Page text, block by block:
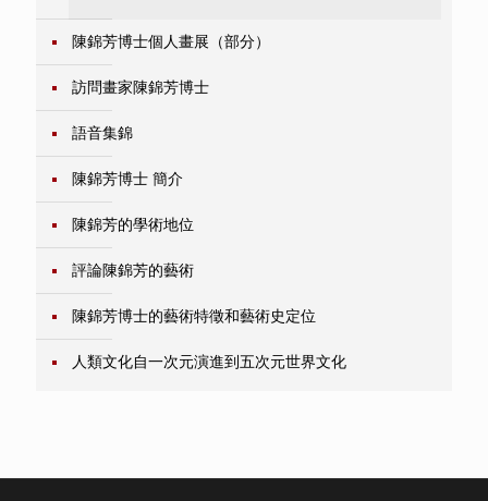
陳錦芳博士個人畫展（部分）
訪問畫家陳錦芳博士
語音集錦
陳錦芳博士 簡介
陳錦芳的學術地位
評論陳錦芳的藝術
陳錦芳博士的藝術特徵和藝術史定位
人類文化自一次元演進到五次元世界文化